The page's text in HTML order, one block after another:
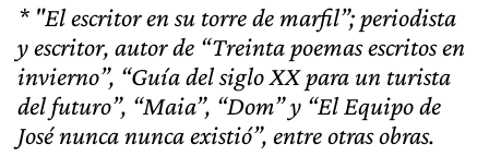
* "El escritor en su torre de marfil”; periodista
y escritor, autor de “Treinta poemas escritos en
invierno”, “Guía del siglo XX para un turista
del futuro”, “Maia”, “Dom” y “El Equipo de
José nunca nunca existió”, entre otras obras.